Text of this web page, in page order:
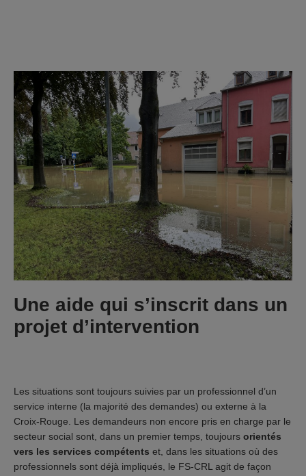
Une aide qui s’inscrit dans un
projet d’intervention
Les situations sont toujours suivies par un professionnel d’un
service interne (la majorité des demandes) ou externe à la
Croix-Rouge. Les demandeurs non encore pris en charge par le
secteur social sont, dans un premier temps, toujours orientés
vers les services compétents et, dans les situations où des
professionnels sont déjà impliqués, le FS-CRL agit de façon